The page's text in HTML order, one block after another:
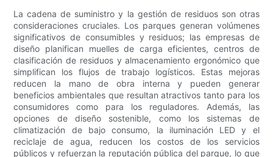
La cadena de suministro y la gestión de residuos son otras
consideraciones cruciales. Los parques generan volúmenes
significativos de consumibles y residuos; las empresas de
diseño planifican muelles de carga eficientes, centros de
clasificación de residuos y almacenamiento ergonómico que
simplifican los flujos de trabajo logísticos. Estas mejoras
reducen la mano de obra interna y pueden generar
beneficios ambientales que resultan atractivos tanto para los
consumidores como para los reguladores. Además, las
opciones de diseño sostenible, como los sistemas de
climatización de bajo consumo, la iluminación LED y el
reciclaje de agua, reducen los costos de los servicios
públicos y refuerzan la reputación pública del parque, lo que